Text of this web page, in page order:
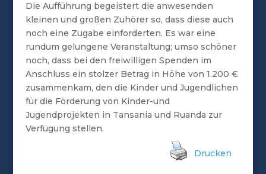
Die Aufführung begeistert die anwesenden
kleinen und großen Zuhörer so, dass diese auch
noch eine Zugabe einforderten. Es war eine
rundum gelungene Veranstaltung; umso schöner
noch, dass bei den freiwilligen Spenden im
Anschluss ein stolzer Betrag in Höhe von 1.200 €
zusammenkam, den die Kinder und Jugendlichen
für die Förderung von Kinder-und
Jugendprojekten in Tansania und Ruanda zur
Verfügung stellen.
Drucken